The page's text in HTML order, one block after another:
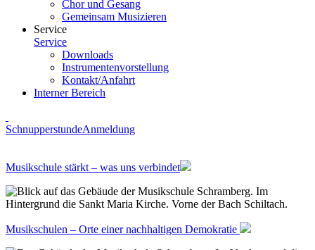
Chor und Gesang
Gemeinsam Musizieren
Service
Service
Downloads
Instrumentenvorstellung
Kontakt/Anfahrt
Interner Bereich
SchnupperstundeAnmeldung
Musikschule stärkt – was uns verbindet
Musikschulen – Orte einer nachhaltigen Demokratie